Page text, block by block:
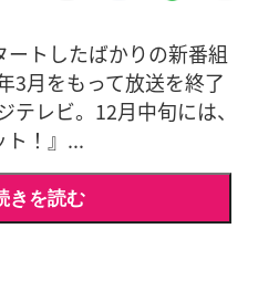
トしたばかりの新番組
3月をもって放送を終了
レビ。12月中旬には、
ト！』...
きを読む